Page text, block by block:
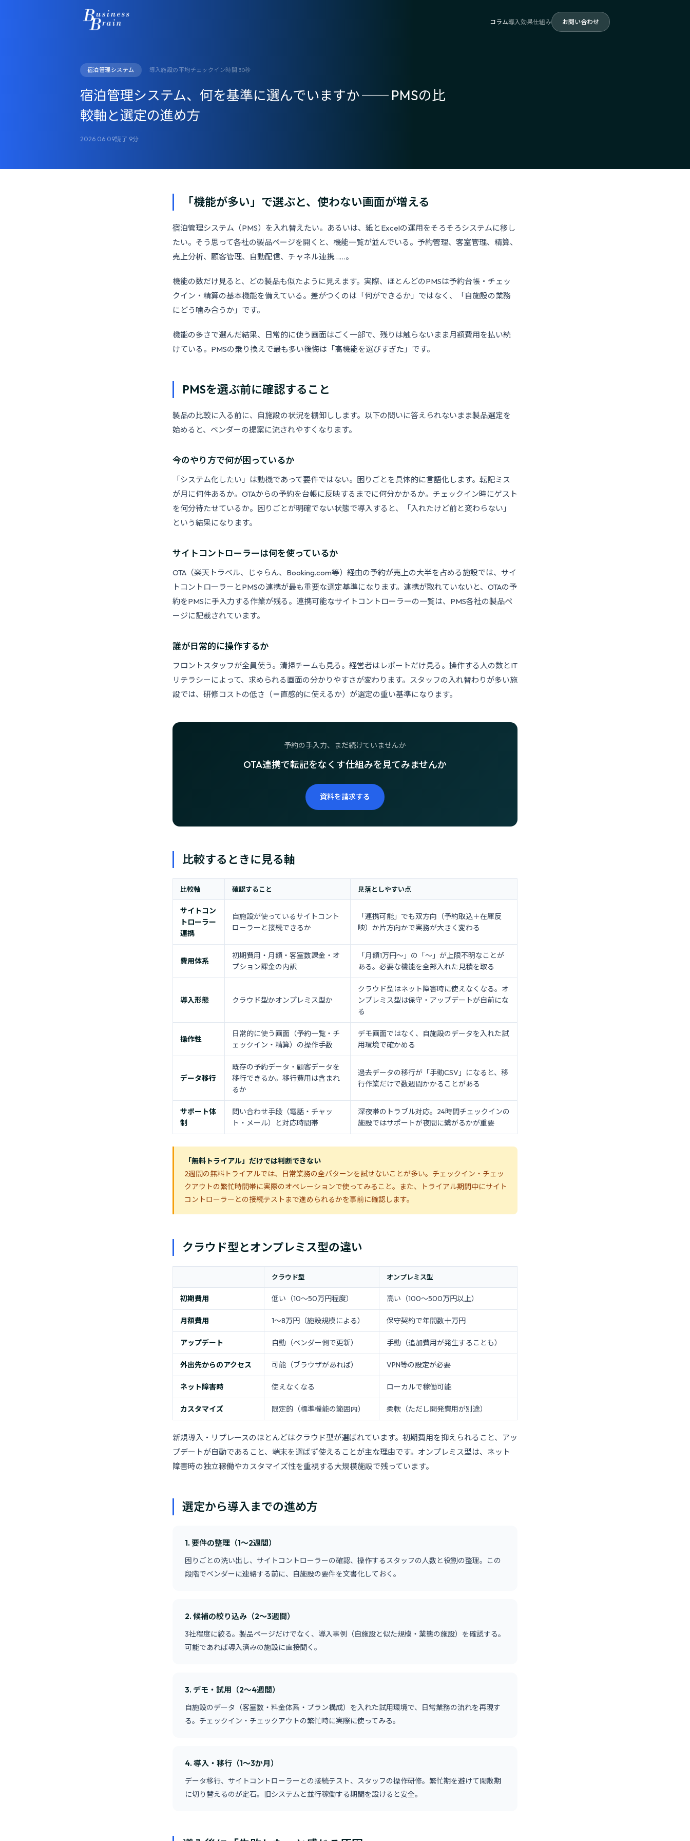
コラム導入効果仕組み お問い合わせ
宿泊管理システム 導入施設の平均チェックイン時間 30秒
宿泊管理システム、何を基準に選んでいますか ── PMSの比
較軸と選定の進め方
2026.06.09読了 9分
「機能が多い」で選ぶと、使わない画面が増える
宿泊管理システム（PMS）を入れ替えたい。あるいは、紙とExcelの運用をそろそろシステムに移し
たい。そう思って各社の製品ページを開くと、機能一覧が並んでいる。予約管理、客室管理、精算、
売上分析、顧客管理、自動配信、チャネル連携……。
機能の数だけ見ると、どの製品も似たように見えます。実際、ほとんどのPMSは予約台帳・チェッ
クイン・精算の基本機能を備えている。差がつくのは「何ができるか」ではなく、「自施設の業務
にどう噛み合うか」です。
機能の多さで選んだ結果、日常的に使う画面はごく一部で、残りは触らないまま月額費用を払い続
けている。PMSの乗り換えで最も多い後悔は「高機能を選びすぎた」です。
PMSを選ぶ前に確認すること
製品の比較に入る前に、自施設の状況を棚卸しします。以下の問いに答えられないまま製品選定を
始めると、ベンダーの提案に流されやすくなります。
今のやり方で何が困っているか
「システム化したい」は動機であって要件ではない。困りごとを具体的に言語化します。転記ミス
が月に何件あるか。OTAからの予約を台帳に反映するまでに何分かかるか。チェックイン時にゲスト
を何分待たせているか。困りごとが明確でない状態で導入すると、「入れたけど前と変わらない」
という結果になります。
サイトコントローラーは何を使っているか
OTA（楽天トラベル、じゃらん、Booking.com等）経由の予約が売上の大半を占める施設では、サイ
トコントローラーとPMSの連携が最も重要な選定基準になります。連携が取れていないと、OTAの予
約をPMSに手入力する作業が残る。連携可能なサイトコントローラーの一覧は、PMS各社の製品ペ
ージに記載されています。
誰が日常的に操作するか
フロントスタッフが全員使う。清掃チームも見る。経営者はレポートだけ見る。操作する人の数とIT
リテラシーによって、求められる画面の分かりやすさが変わります。スタッフの入れ替わりが多い施
設では、研修コストの低さ（＝直感的に使えるか）が選定の重い基準になります。
予約の手入力、まだ続けていませんか
OTA連携で転記をなくす仕組みを見てみませんか
資料を請求する
比較するときに見る軸
比較軸 確認すること 見落としやすい点
サイトコン
トローラー
連携
自施設が使っているサイトコント
ローラーと接続できるか
「連携可能」でも双方向（予約取込＋在庫反
映）か片方向かで実務が大きく変わる
費用体系
初期費用・月額・客室数課金・オ
プション課金の内訳
「月額1万円〜」の「〜」が上限不明なことが
ある。必要な機能を全部入れた見積を取る
導入形態 クラウド型かオンプレミス型か
クラウド型はネット障害時に使えなくなる。オ
ンプレミス型は保守・アップデートが自前にな
る
操作性
日常的に使う画面（予約一覧・チ
ェックイン・精算）の操作手数
デモ画面ではなく、自施設のデータを入れた試
用環境で確かめる
データ移行
既存の予約データ・顧客データを
移行できるか。移行費用は含まれ
るか
過去データの移行が「手動CSV」になると、移
行作業だけで数週間かかることがある
サポート体
制
問い合わせ手段（電話・チャッ
ト・メール）と対応時間帯
深夜帯のトラブル対応。24時間チェックインの
施設ではサポートが夜間に繋がるかが重要
「無料トライアル」だけでは判断できない
2週間の無料トライアルでは、日常業務の全パターンを試せないことが多い。チェックイン・チェッ
クアウトの繁忙時間帯に実際のオペレーションで使ってみること。また、トライアル期間中にサイト
コントローラーとの接続テストまで進められるかを事前に確認します。
クラウド型とオンプレミス型の違い
クラウド型 オンプレミス型
初期費用 低い（10〜50万円程度） 高い（100〜500万円以上）
月額費用 1〜8万円（施設規模による） 保守契約で年間数十万円
アップデート 自動（ベンダー側で更新） 手動（追加費用が発生することも）
外出先からのアクセス 可能（ブラウザがあれば） VPN等の設定が必要
ネット障害時 使えなくなる ローカルで稼働可能
カスタマイズ 限定的（標準機能の範囲内） 柔軟（ただし開発費用が別途）
新規導入・リプレースのほとんどはクラウド型が選ばれています。初期費用を抑えられること、アッ
プデートが自動であること、端末を選ばず使えることが主な理由です。オンプレミス型は、ネット
障害時の独立稼働やカスタマイズ性を重視する大規模施設で残っています。
選定から導入までの進め方
1. 要件の整理（1〜2週間）
困りごとの洗い出し、サイトコントローラーの確認、操作するスタッフの人数と役割の整理。この
段階でベンダーに連絡する前に、自施設の要件を文書化しておく。
2. 候補の絞り込み（2〜3週間）
3社程度に絞る。製品ページだけでなく、導入事例（自施設と似た規模・業態の施設）を確認する。
可能であれば導入済みの施設に直接聞く。
3. デモ・試用（2〜4週間）
自施設のデータ（客室数・料金体系・プラン構成）を入れた試用環境で、日常業務の流れを再現す
る。チェックイン・チェックアウトの繁忙時に実際に使ってみる。
4. 導入・移行（1〜3か月）
データ移行、サイトコントローラーとの接続テスト、スタッフの操作研修。繁忙期を避けて閑散期
に切り替えるのが定石。旧システムと並行稼働する期間を設けると安全。